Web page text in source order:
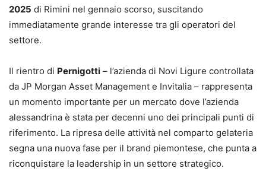
2025 di Rimini nel gennaio scorso, suscitando
immediatamente grande interesse tra gli operatori del
settore.
Il rientro di Pernigotti – l’azienda di Novi Ligure controllata
da JP Morgan Asset Management e Invitalia – rappresenta
un momento importante per un mercato dove l’azienda
alessandrina è stata per decenni uno dei principali punti di
riferimento. La ripresa delle attività nel comparto gelateria
segna una nuova fase per il brand piemontese, che punta a
riconquistare la leadership in un settore strategico.